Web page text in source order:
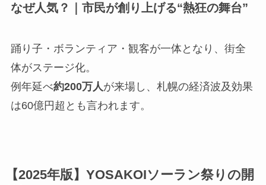
なぜ人気？｜市民が創り上げる“熱狂の舞台”
踊り子・ボランティア・観客が一体となり、街全
体がステージ化。
例年延べ約200万人が来場し、札幌の経済波及効果
は60億円超とも言われます。
【2025年版】YOSAKOIソーラン祭りの開